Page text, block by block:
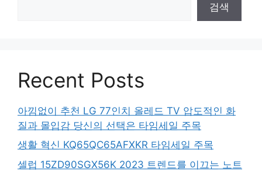
검색
Recent Posts
아낌없이 추천 LG 77인치 올레드 TV 압도적인 화
질과 몰입감 당신의 선택은 타임세일 주목
생활 혁신 KQ65QC65AFXKR 타임세일 주목
셀럽 15ZD90SGX56K 2023 트렌드를 이끄는 노트